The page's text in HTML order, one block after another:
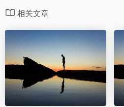
相关文章